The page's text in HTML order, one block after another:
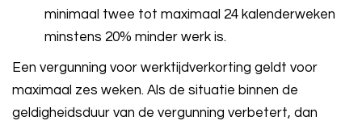
minimaal twee tot maximaal 24 kalenderweken
minstens 20% minder werk is.
Een vergunning voor werktijdverkorting geldt voor
maximaal zes weken. Als de situatie binnen de
geldigheidsduur van de vergunning verbetert, dan